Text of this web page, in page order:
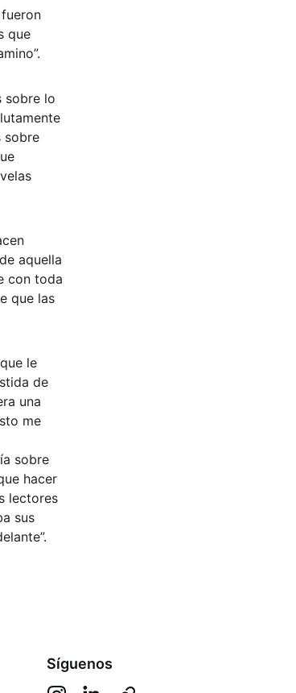
que
sobre lo
sobre
aquella
con toda
que las
le
de
una
me
sobre
hacer
lectores
sus
Síguenos